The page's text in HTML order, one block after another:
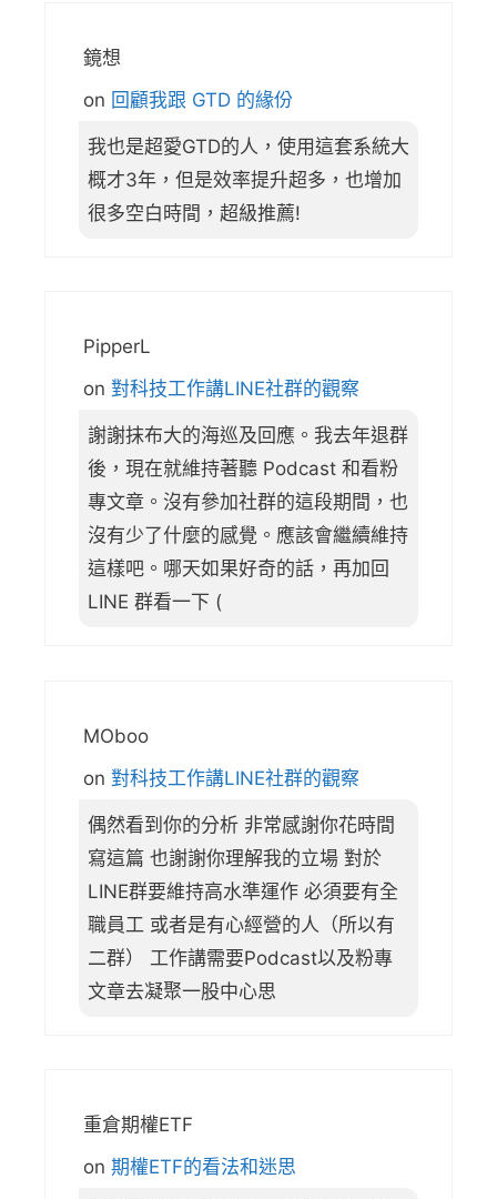
鏡想
on 回顧我跟 GTD 的緣份
我也是超愛GTD的人，使用這套系統大
概才3年，但是效率提升超多，也增加
很多空白時間，超級推薦!
PipperL
on 對科技工作講LINE社群的觀察
謝謝抹布大的海巡及回應。我去年退群
後，現在就維持著聽 Podcast 和看粉
專文章。沒有參加社群的這段期間，也
沒有少了什麼的感覺。應該會繼續維持
這樣吧。哪天如果好奇的話，再加回
LINE 群看一下 (
MOboo
on 對科技工作講LINE社群的觀察
偶然看到你的分析 非常感謝你花時間
寫這篇 也謝謝你理解我的立場 對於
LINE群要維持高水準運作 必須要有全
職員工 或者是有心經營的人（所以有
二群） 工作講需要Podcast以及粉專
文章去凝聚一股中心思
重倉期權ETF
on 期權ETF的看法和迷思